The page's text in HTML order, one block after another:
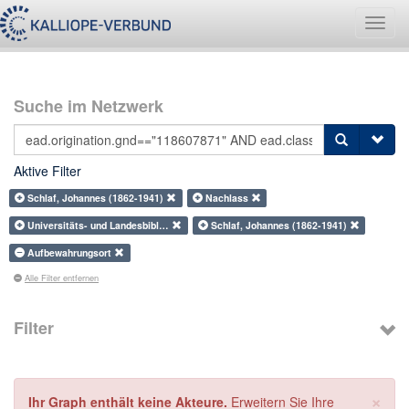
Suche im Netzwerk
Aktive Filter
Schlaf, Johannes (1862-1941)
Nachlass
Universitäts- und Landesbibl…
Schlaf, Johannes (1862-1941)
Aufbewahrungsort
Alle Filter entfernen
Filter
×
Ihr Graph enthält keine Akteure. Erweitern Sie Ihre